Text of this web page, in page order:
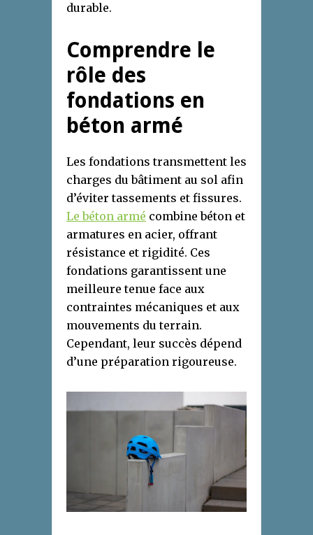
durable.
Comprendre le
rôle des
fondations en
béton armé
Les fondations transmettent les
charges du bâtiment au sol afin
d’éviter tassements et fissures.
Le béton armé combine béton et
armatures en acier, offrant
résistance et rigidité. Ces
fondations garantissent une
meilleure tenue face aux
contraintes mécaniques et aux
mouvements du terrain.
Cependant, leur succès dépend
d’une préparation rigoureuse.